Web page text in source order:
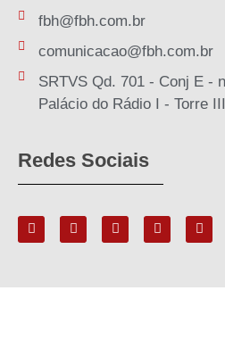
fbh@fbh.com.br
comunicacao@fbh.com.br
SRTVS Qd. 701 - Conj E -
Palácio do Rádio I - Torre
Redes Sociais